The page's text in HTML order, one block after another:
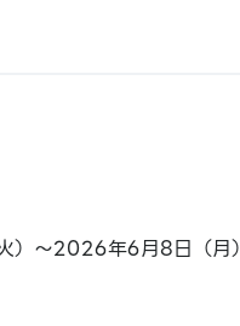
～2026年6月8日（月）